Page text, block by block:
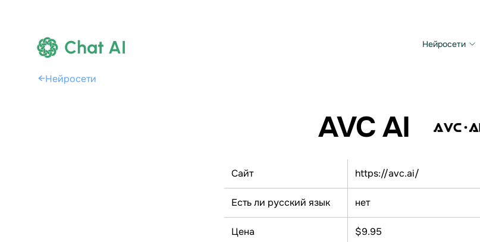
Chat AI Нейросети
←Нейросети
AVC AI
Сайт https://avc.ai/
Есть ли русский язык нет
Цена $9.95